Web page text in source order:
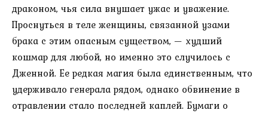
драконом, чья сила внушает ужас и уважение.
Проснуться в теле женщины, связанной узами
брака с этим опасным существом, — худший
кошмар для любой, но именно это случилось с
Дженной. Ее редкая магия была единственным, что
удерживало генерала рядом, однако обвинение в
отравлении стало последней каплей. Бумаги о